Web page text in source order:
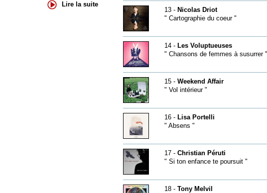
Lire la suite
13 - Nicolas Driot
" Cartographie du coeur "
14 - Les Voluptueuses
" Chansons de femmes à susurrer "
15 - Weekend Affair
" Vol intérieur "
16 - Lisa Portelli
" Absens "
17 - Christian Péruti
" Si ton enfance te poursuit "
18 - Tony Melvil